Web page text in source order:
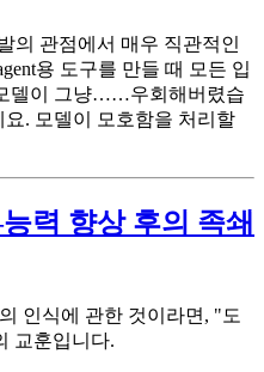
의 관점에서 매우 직관적인
용 도구를 만들 때 모든 입
델이 그냥……우회해버렸습
. 모델이 모호함을 처리할
력 향상 후의 족쇄
인식에 관한 것이라면, "도
교훈입니다.